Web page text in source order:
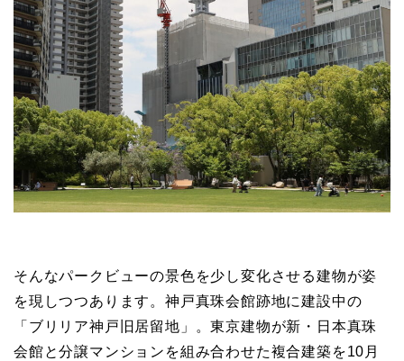
そんなパークビューの景色を少し変化させる建物が姿
を現しつつあります。神戸真珠会館跡地に建設中の
「ブリリア神戸旧居留地」。東京建物が新・日本真珠
会館と分譲マンションを組み合わせた複合建築を10月